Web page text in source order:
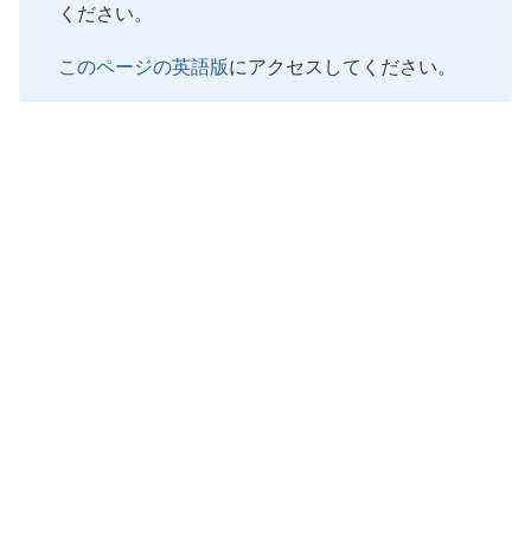
ください。
このページの英語版にアクセスしてください。